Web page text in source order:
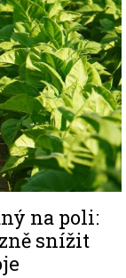
na poli:
snížit